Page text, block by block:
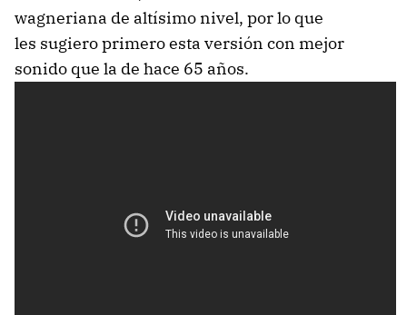
wagneriana de altísimo nivel, por lo que
les sugiero primero esta versión con mejor
sonido que la de hace 65 años.